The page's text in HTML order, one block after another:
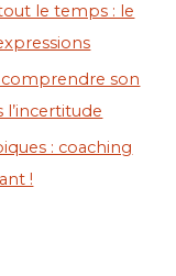
le temps : le
son
: coaching
!